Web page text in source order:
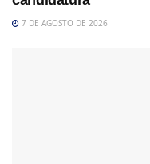
7 DE AGOSTO DE 2026